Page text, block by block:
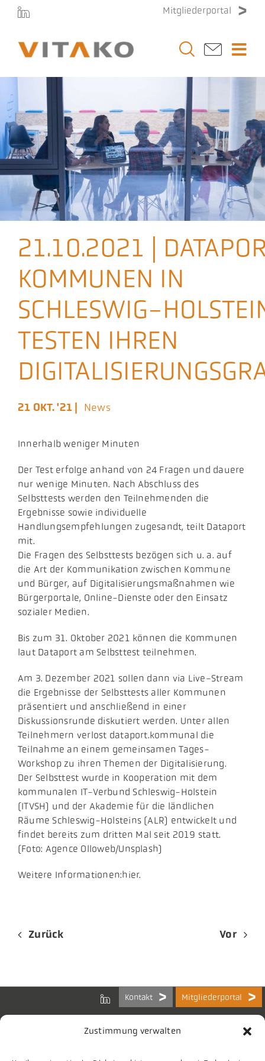
Zustimmung verwalten
Zum
springen
Mitgliederportal
Vitako
Themen
Stellenmarkt
Veranstaltungen
Presse
Aktuelles
Podcast
21.10.2021 |
KOMMUNEN IN
SCHLESWIG-
TESTEN IHREN
21 OKT. '21 | News
Innerhalb weniger Minuten
​Der Test erfolge anhand von 24 Fragen und dauere
nur wenige Minuten. Nach Abschluss des
Selbsttests werden den Teilnehmenden die
Ergebnisse sowie individuelle
Handlungsempfehlungen zugesandt, teilt Dataport
mit.
Die Fragen des Selbsttests bezögen sich u. a. auf
die Art der Kommunikation zwischen Kommune
und Bürger, auf Digitalisierungsmaßnahmen wie
Bürgerportale, Online-Dienste oder den Einsatz
sozialer Medien.
Bis zum 31. Oktober 2021 können die Kommunen
laut Dataport am Selbsttest teilnehmen.
Am 3. Dezember 2021 sollen dann via Live-Stream
die Ergebnisse der Selbsttests aller Kommunen
präsentiert und anschließend in einer
Diskussionsrunde diskutiert werden. Unter allen
Teilnehmern verlost dataport.kommunal die
Teilnahme an einem gemeinsamen Tages-
Workshop zu ihren Themen der Digitalisierung.
Der Selbsttest wurde in Kooperation mit dem
kommunalen IT-Verbund Schleswig-Holstein
(ITVSH) und der Akademie für die ländlichen
Räume Schleswig-Holsteins (ALR) entwickelt und
findet bereits zum dritten Mal seit 2019 statt.
(Foto: Agence Olloweb/Unsplash)
Weitere Informationen:hier.
Zurück Vor
Kontakt Mitgliederportal